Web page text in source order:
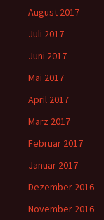
August 2017
Juli 2017
Juni 2017
Mai 2017
April 2017
März 2017
Februar 2017
Januar 2017
Dezember 2016
November 2016